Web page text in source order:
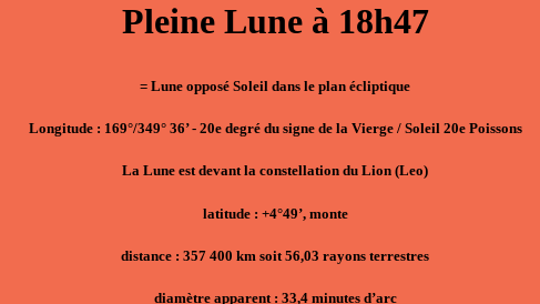
Pleine Lune à 18h47
= Lune opposé Soleil dans le plan écliptique
Longitude : 169°/349° 36’ - 20e degré du signe de la Vierge / Soleil 20e Poissons
La Lune est devant la constellation du Lion (Leo)
latitude : +4°49’, monte
distance : 357 400 km soit 56,03 rayons terrestres
diamètre apparent : 33,4 minutes d’arc